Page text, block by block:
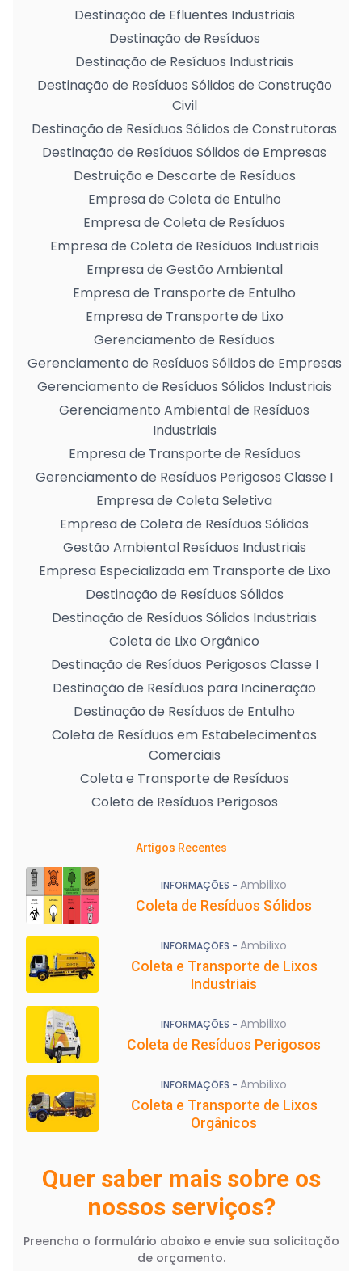
Destinação de Efluentes Industriais
Destinação de Resíduos
Destinação de Resíduos Industriais
Destinação de Resíduos Sólidos de Construção
Civil
Destinação de Resíduos Sólidos de Construtoras
Destinação de Resíduos Sólidos de Empresas
Destruição e Descarte de Resíduos
Empresa de Coleta de Entulho
Empresa de Coleta de Resíduos
Empresa de Coleta de Resíduos Industriais
Empresa de Gestão Ambiental
Empresa de Transporte de Entulho
Empresa de Transporte de Lixo
Gerenciamento de Resíduos
Gerenciamento de Resíduos Sólidos de Empresas
Gerenciamento de Resíduos Sólidos Industriais
Gerenciamento Ambiental de Resíduos
Industriais
Empresa de Transporte de Resíduos
Gerenciamento de Resíduos Perigosos Classe I
Empresa de Coleta Seletiva
Empresa de Coleta de Resíduos Sólidos
Gestão Ambiental Resíduos Industriais
Empresa Especializada em Transporte de Lixo
Destinação de Resíduos Sólidos
Destinação de Resíduos Sólidos Industriais
Coleta de Lixo Orgânico
Destinação de Resíduos Perigosos Classe I
Destinação de Resíduos para Incineração
Destinação de Resíduos de Entulho
Coleta de Resíduos em Estabelecimentos
Comerciais
Coleta e Transporte de Resíduos
Coleta de Resíduos Perigosos
Artigos Recentes
INFORMAÇÕES - Ambilixo
Coleta de Resíduos Sólidos
INFORMAÇÕES - Ambilixo
Coleta e Transporte de Lixos
Industriais
INFORMAÇÕES - Ambilixo
Coleta de Resíduos Perigosos
INFORMAÇÕES - Ambilixo
Coleta e Transporte de Lixos
Orgânicos
Quer saber mais sobre os
nossos serviços?
Preencha o formulário abaixo e envie sua solicitação
de orçamento.